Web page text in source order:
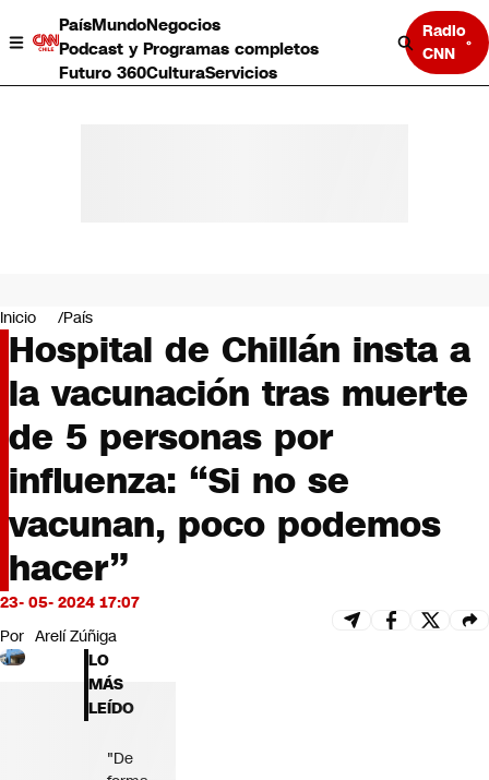
PaísMundoNegocios
Podcast y Programas completos
Futuro 360CulturaServicios
Radio
CNN
Negocios
Deportes
Programas completos
Cultura
Servicios
Bits
CNN tiempo
Opinión
Inicio País
Hospital de Chillán insta a
la vacunación tras muerte
de 5 personas por
influenza: “Si no se
vacunan, poco podemos
hacer”
23- 05- 2024 17:07
Por Arelí Zúñiga
LO
MÁS
LEÍDO
"De